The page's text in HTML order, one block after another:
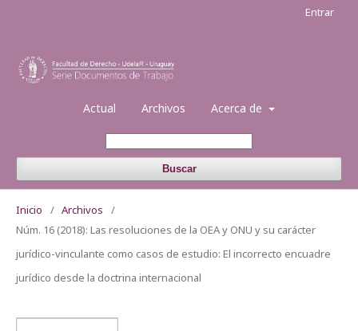
Actual Archivos Acerca de
Buscar
Entrar
Inicio / Archivos
/
Núm. 16 (2018): Las resoluciones de la OEA y ONU y su carácter
jurídico-vinculante como casos de estudio: El incorrecto encuadre
jurídico desde la doctrina internacional